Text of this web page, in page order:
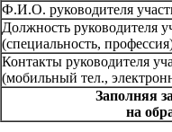
Ф.И.О. руководителя
Должность руководителя
(специальность,
Контакты руководителя
(мобильный тел.,
Заполняя
на